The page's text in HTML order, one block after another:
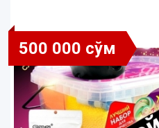
500 000 сўм